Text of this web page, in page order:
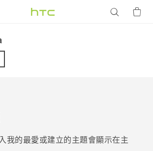
我的最愛或建立的主題會顯示在主